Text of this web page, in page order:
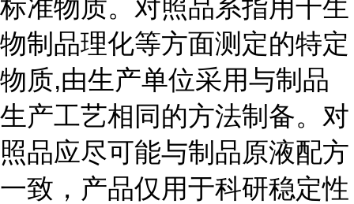
标准物质。对照品系指用千生
物制品理化等方面测定的特定
物质,由生产单位采用与制品
生产工艺相同的方法制备。对
照品应尽可能与制品原液配方
一致，产品仅用于科研稳定性